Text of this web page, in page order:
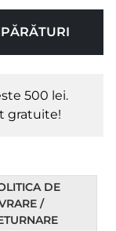
500 lei.
gratuite!
DE
/